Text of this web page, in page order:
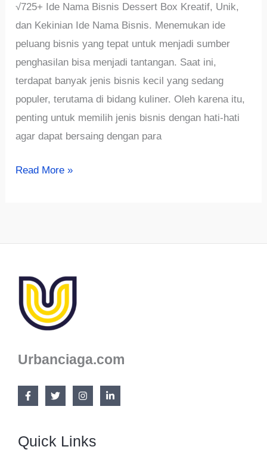
√725+ Ide Nama Bisnis Dessert Box Kreatif, Unik,
dan Kekinian Ide Nama Bisnis. Menemukan ide
peluang bisnis yang tepat untuk menjadi sumber
penghasilan bisa menjadi tantangan. Saat ini,
terdapat banyak jenis bisnis kecil yang sedang
populer, terutama di bidang kuliner. Oleh karena itu,
penting untuk memilih jenis bisnis dengan hati-hati
agar dapat bersaing dengan para
√725+
Dessert
Kreatif,
dan
Read More »
Urbanciaga.com
Quick Links